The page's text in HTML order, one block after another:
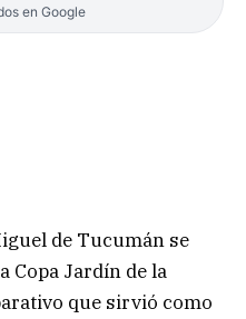
en Google
de Tucumán se
Copa Jardín de la
que sirvió como